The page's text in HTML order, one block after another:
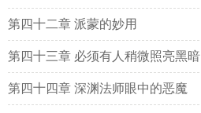
第四十二章 派蒙的妙用
第四十三章 必须有人稍微照亮黑暗
第四十四章 深渊法师眼中的恶魔